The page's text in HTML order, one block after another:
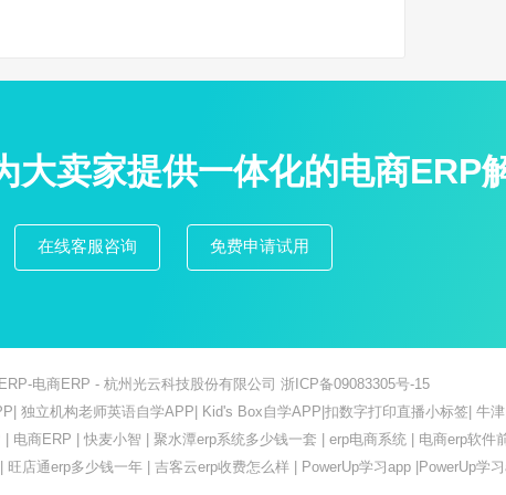
大卖家提供一体化的电商ERP
在线客服咨询 免费申请试用
电商ERP - 杭州光云科技股份有限公司 浙ICP备09083305号-15
| 独立机构老师英语自学APP| Kid's Box自学APP|扣数字打印直播小标签| 牛
| 电商ERP | 快麦小智 | 聚水潭erp系统多少钱一套 | erp电商系统 | 电商erp软件
旺店通erp多少钱一年| 吉客云erp收费怎么样| PowerUp学习app|PowerUp学